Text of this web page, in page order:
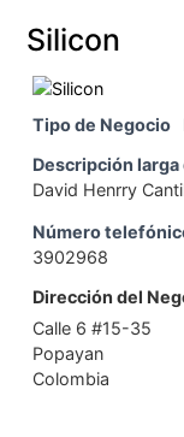
Silicon
Tipo de Negocio
Descripción
David Henrry
Número
3902968
Dirección del
Calle 6 #15-35
Popayan
Colombia